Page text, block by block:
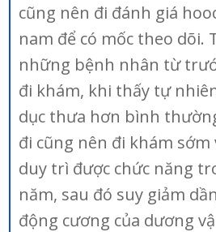
cũng nên đi đánh giá
nam để có mốc theo dõi.
những bệnh nhân từ
đi khám, khi thấy tự
dục thưa hơn bình
đi cũng nên đi khám
duy trì được chức năng
năm, sau đó suy giảm
động cương của dương